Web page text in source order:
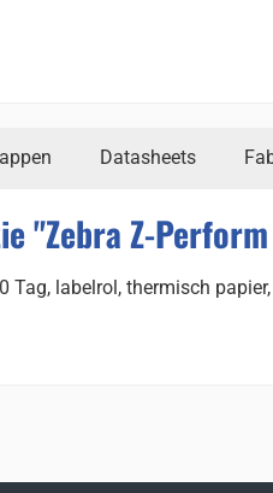
Datasheets
"Zebra Z-
Tag, labelrol, thermisch